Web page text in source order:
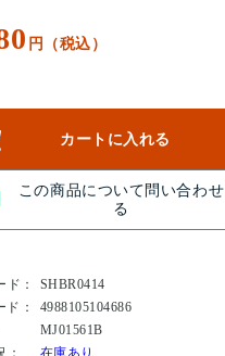
円（税込）
カートに入れる
この商品について問い合わせ
る
ド：
SHBR0414
ド：
4988105104686
MJ01561B
：
在庫あり